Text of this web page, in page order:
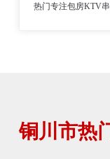
热门专注包房KTV
铜川市热